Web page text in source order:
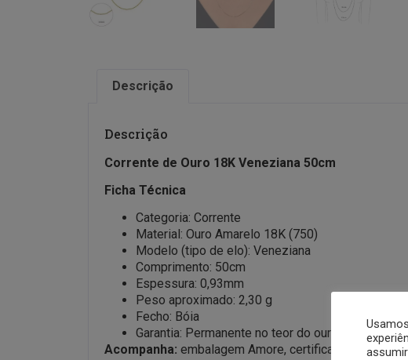
Descrição
Descrição
Corrente de Ouro 18K Veneziana 50cm
Ficha Técnica
Categoria: Corrente
Material: Ouro Amarelo 18K (750)
Modelo (tipo de elo): Veneziana
Comprimento: 50cm
Espessura: 0,93mm
Peso aproximado: 2,30 g
Fecho: Bóia
Garantia: Permanente no teor do ouro
Acompanha: embalagem Amore, certificado de